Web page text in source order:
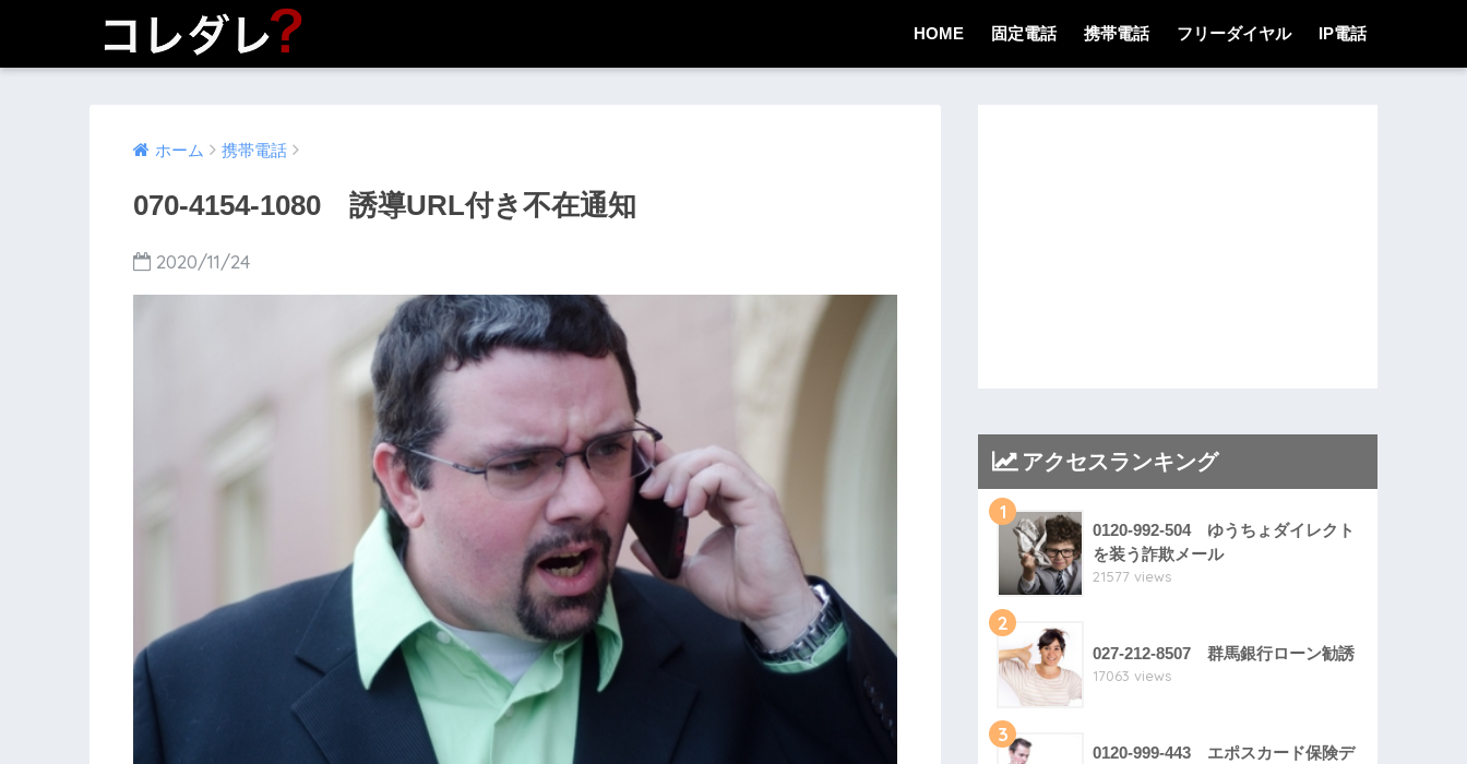
HOME 固定電話 携帯電話 フリーダイヤル IP電話
ホーム 携帯電話
070-4154-1080 誘導URL付き不在通知
2020/11/24
アクセスランキング
1
0120-992-504 ゆうちょダイレクト
を装う詐欺メール
21577 views
2
027-212-8507 群馬銀行ローン勧誘
17063 views
3
0120-999-443 エポスカード保険デ